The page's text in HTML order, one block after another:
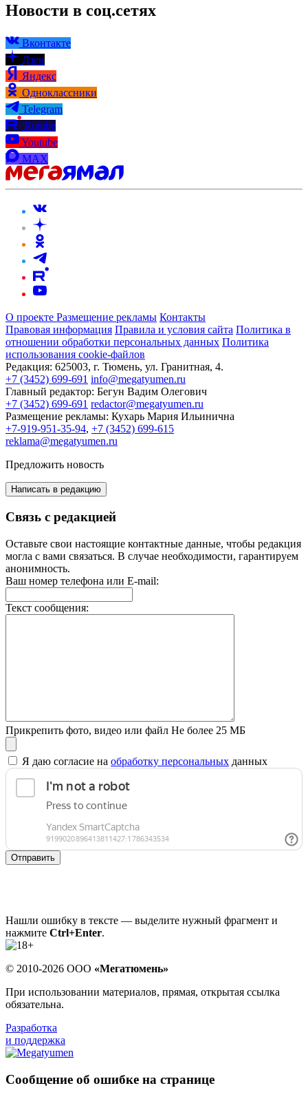
Новости в соц.сетях
Вконтакте
Дзен
Яндекс
Одноклассники
Telegram
Rutube
Youtube
MAX
О проекте Размещение рекламы Контакты
Правовая информация Правила и условия сайта Политика в
отношении обработки персональных данных Политика
использования cookie-файлов
Редакция: 625003, г. Тюмень, ул. Гранитная, 4.
+7 (3452) 699-691 info@megatyumen.ru
Главный редактор: Бегун Вадим Олегович
+7 (3452) 699-691 redactor@megatyumen.ru
Размещение рекламы: Кухарь Мария Ильинична
+7-919-951-35-94, +7 (3452) 699-615
reklama@megatyumen.ru
Предложить новость
Написать в редакцию
Связь с редакцией
Оставьте свои настоящие контактные данные, чтобы редакция
могла с вами связаться. В случае необходимости, гарантируем
анонимность.
Ваш номер телефона или E-mail:
Текст сообщения:
Прикрепить фото, видео или файл Не более 25 МБ
Я даю согласие на обработку персональных данных
Отправить
Нашли ошибку в тексте — выделите нужный фрагмент и
нажмите Ctrl+Enter.
© 2010-2026 ООО «Мегатюмень»
При использовании материалов, прямая, открытая ссылка
обязательна.
Разработка
и поддержка
Сообщение об ошибке на странице